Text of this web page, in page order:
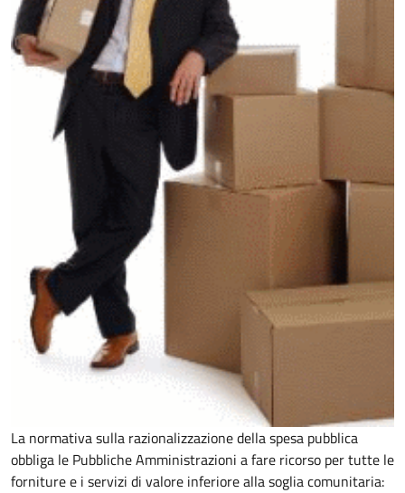
La normativa sulla razionalizzazione della spesa pubblica
obbliga le Pubbliche Amministrazioni a fare ricorso per tutte le
forniture e i servizi di valore inferiore alla soglia comunitaria: